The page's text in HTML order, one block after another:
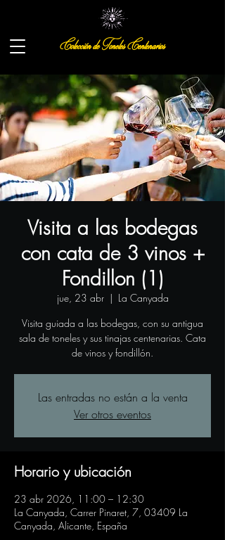
Colección de Toneles Centenarios
Visita a las bodegas
con cata de 3 vinos +
Fondillon (1)
jue, 23 abr
  |
La Canyada
Visita guiada a las bodegas, con su antigua
sala de toneles y sus tinajas centenarias. Cata
de vinos y fondillón.
Las entradas no están a la venta
Ver otros eventos
Horario y ubicación
23 abr 2026, 11:00 – 12:30
La Canyada, Carrer Pinaret, 7, 03409 La
Canyada, Alicante, España